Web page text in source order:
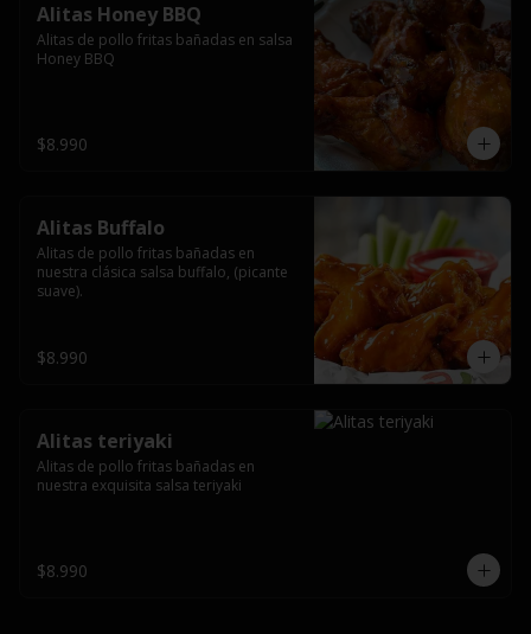
Alitas Honey BBQ
Alitas de pollo fritas bañadas en salsa
Honey BBQ
$8.990
Alitas Buffalo
Alitas de pollo fritas bañadas en
nuestra clásica salsa buffalo, (picante
suave).
$8.990
Alitas teriyaki
Alitas de pollo fritas bañadas en
nuestra exquisita salsa teriyaki
$8.990